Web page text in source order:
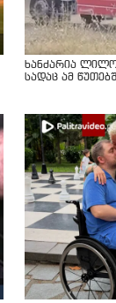
ხანძარია
სადაც ამ